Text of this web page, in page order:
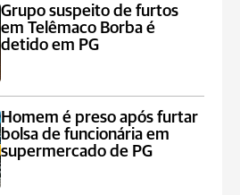
Grupo suspeito de furtos
em Telêmaco Borba é
detido em PG
Homem é preso após furtar
bolsa de funcionária em
supermercado de PG